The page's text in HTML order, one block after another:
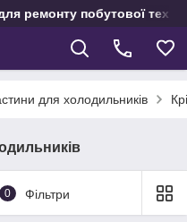
ремонту побутової
для холодильників
0 Фільтри